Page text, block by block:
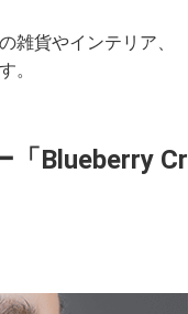
雑貨やインテリア、
。
「Blueberry Cr